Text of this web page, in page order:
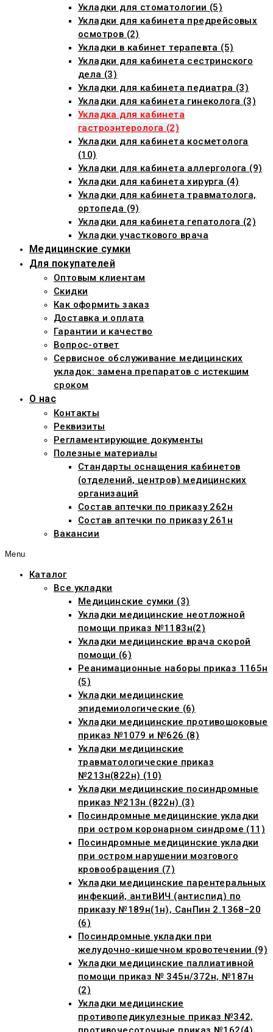
Укладки для стоматологии (5)
Укладки для кабинета предрейсовых
осмотров (2)
Укладки в кабинет терапевта (5)
Укладки для кабинета сестринского
дела (3)
Укладки для кабинета педиатра (3)
Укладки для кабинета гинеколога (3)
Укладка для кабинета
гастроэнтеролога (2)
Укладки для кабинета косметолога
(10)
Укладки для кабинета аллерголога (9)
Укладки для кабинета хирурга (4)
Укладки для кабинета травматолога,
ортопеда (9)
Укладки для кабинета гепатолога (2)
Укладки участкового врача
Медицинские сумки
Для покупателей
Оптовым клиентам
Скидки
Как оформить заказ
Доставка и оплата
Гарантии и качество
Вопрос-ответ
Сервисное обслуживание медицинских
укладок: замена препаратов с истекшим
сроком
О нас
Контакты
Реквизиты
Регламентирующие документы
Полезные материалы
Стандарты оснащения кабинетов
(отделений, центров) медицинских
организаций
Состав аптечки по приказу 262н
Состав аптечки по приказу 261н
Вакансии
Menu
Каталог
Все укладки
Медицинские сумки (3)
Укладки медицинские неотложной
помощи приказ №1183н(2)
Укладки медицинские врача скорой
помощи (6)
Реанимационные наборы приказ 1165н
(5)
Укладки медицинские
эпидемиологические (6)
Укладки медицинские противошоковые
приказ №1079 и №626 (8)
Укладки медицинские
травматологические приказ
№213н(822н) (10)
Укладки медицинские посиндромные
приказ №213н (822н) (3)
Посиндромные медицинские укладки
при остром коронарном синдроме (11)
Посиндромные медицинские укладки
при остром нарушении мозгового
кровообращения (7)
Укладки медицинские парентеральных
инфекций, антиВИЧ (антиспид) по
приказу №189н(1н), СанПин 2.1368−20
(6)
Посиндромные укладки при
желудочно-кишечном кровотечении (9)
Укладки медицинские паллиативной
помощи приказ № 345н/372н, №187н
(2)
Укладки медицинские
противопедикулезные приказ №342,